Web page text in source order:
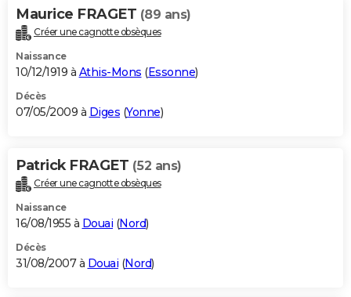
Maurice FRAGET (89 ans)
Créer une cagnotte obsèques
Naissance
10/12/1919 à Athis-Mons (Essonne)
Décès
07/05/2009 à Diges (Yonne)
Patrick FRAGET (52 ans)
Créer une cagnotte obsèques
Naissance
16/08/1955 à Douai (Nord)
Décès
31/08/2007 à Douai (Nord)